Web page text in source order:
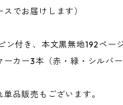
でお届けします）
ン付き、本文黒無地192ペー
ーカー3本（赤・緑・シルバ
品販売もございます。